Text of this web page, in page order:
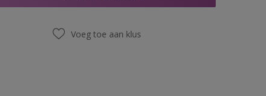
Voeg toe aan klus